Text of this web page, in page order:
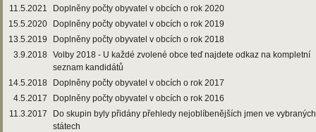
11.5.2021
Doplněny počty obyvatel v obcích o rok 2020
15.5.2020
Doplněny počty obyvatel v obcích o rok 2019
13.5.2019
Doplněny počty obyvatel v obcích o rok 2018
3.9.2018 Volby 2018 - U každé zvolené obce teď najdete odkaz na kompletní
seznam kandidátů
14.5.2018
Doplněny počty obyvatel v obcích o rok 2017
4.5.2017
Doplněny počty obyvatel v obcích o rok 2016
11.3.2017
Do skupin byly přidány přehledy nejoblíbenějších jmen ve vybraných
státech